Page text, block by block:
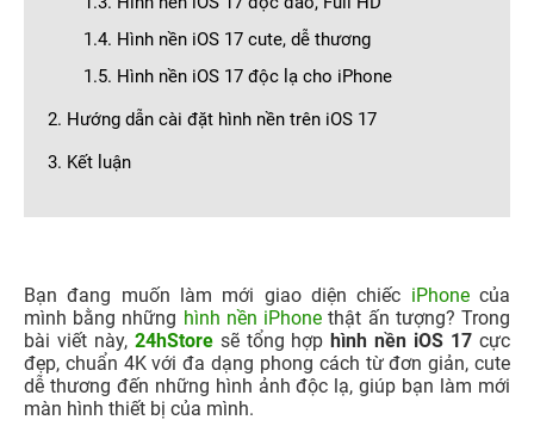
1.4. Hình nền iOS 17 cute, dễ thương
1.5. Hình nền iOS 17 độc lạ cho iPhone
2. Hướng dẫn cài đặt hình nền trên iOS 17
3. Kết luận
Bạn đang muốn làm mới giao diện chiếc iPhonecủa
mình bằng những hình nền iPhone thật ấn tượng? Trong
bài viết này, 24hStoresẽ tổng hợphình nền iOS 17 cực
đẹp, chuẩn 4K với đa dạng phong cách từ đơn giản, cute
dễ thương đến những hình ảnh độc lạ, giúp bạn làm mới
màn hình thiết bị của mình.